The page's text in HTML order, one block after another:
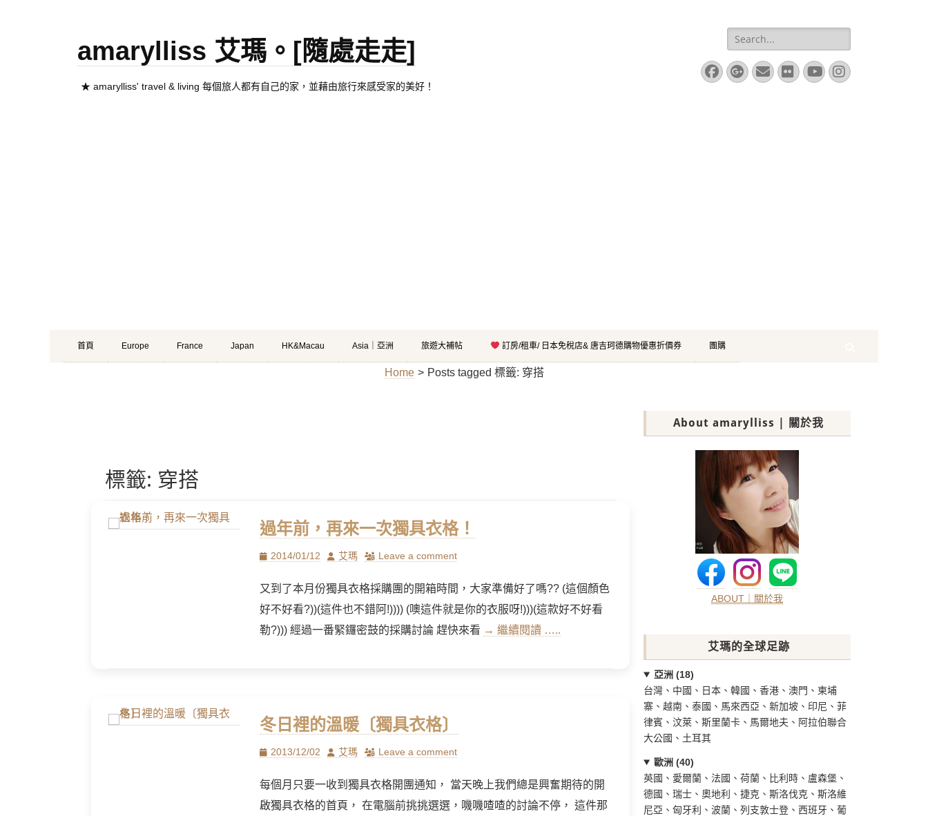
amarylliss 艾瑪。[隨處走走]
★ amarylliss' travel & living 每個旅人都有自己的家，並藉由旅行來感受家的美好！
Search
for:
Facebook
Googleplus
EmailFlickrYouTube
Instagram
Primary
Menu
Skip
to
首頁 Europe France Japan HK&Macau Asia｜亞洲 旅遊大補帖 訂房/租車/ 日本免稅店& 唐吉珂德購物優惠折價券 團購
Home > Posts tagged 標籤: 穿搭
標籤: 穿搭
過年前，再來一次獨具衣格！
Posted
2014/01/12 Author
艾瑪 Leave a comment
又到了本月份獨具衣格採購團的開箱時間，大家準備好了嗎?? (這個顏色
好不好看?))(這件也不錯阿!)))) (噢這件就是你的衣服呀!)))(這款好不好看
勒?))) 經過一番緊鑼密鼓的採購討論 趕快來看 → 繼續閱讀 …..
冬日裡的溫暖〔獨具衣格〕
Posted
2013/12/02 Author
艾瑪 Leave a comment
每個月只要一收到獨具衣格開團通知， 當天晚上我們總是興奮期待的開
啟獨具衣格的首頁， 在電腦前挑挑選選，嘰嘰喳喳的討論不停， 這件那
About amarylliss | 關於我
ABOUT｜關於我
艾瑪的全球足跡
亞洲 (18)
台灣、中國、日本、韓國、香港、澳門、柬埔
寨、越南、泰國、馬來西亞、新加坡、印尼、菲
律賓、汶萊、斯里蘭卡、馬爾地夫、阿拉伯聯合
大公國、土耳其
歐洲 (40)
英國、愛爾蘭、法國、荷蘭、比利時、盧森堡、
德國、瑞士、奧地利、捷克、斯洛伐克、斯洛維
尼亞、匈牙利、波蘭、列支敦士登、西班牙、葡